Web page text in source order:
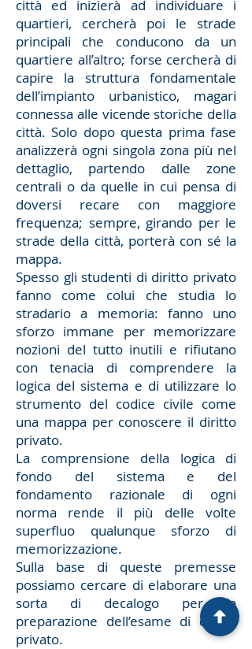
città ed inizierà ad individuare i
quartieri, cercherà poi le strade
principali che conducono da un
quartiere all’altro; forse cercherà di
capire la struttura fondamentale
dell’impianto urbanistico, magari
connessa alle vicende storiche della
città. Solo dopo questa prima fase
analizzerà ogni singola zona più nel
dettaglio, partendo dalle zone
centrali o da quelle in cui pensa di
doversi recare con maggiore
frequenza; sempre, girando per le
strade della città, porterà con sé la
mappa.
Spesso gli studenti di diritto privato
fanno come colui che studia lo
stradario a memoria: fanno uno
sforzo immane per memorizzare
nozioni del tutto inutili e rifiutano
con tenacia di comprendere la
logica del sistema e di utilizzare lo
strumento del codice civile come
una mappa per conoscere il diritto
privato.
La comprensione della logica di
fondo del sistema e del
fondamento razionale di ogni
norma rende il più delle volte
superfluo qualunque sforzo di
memorizzazione.
Sulla base di queste premesse
possiamo cercare di elaborare una
sorta di decalogo per la
preparazione dell’esame di diritto
privato.